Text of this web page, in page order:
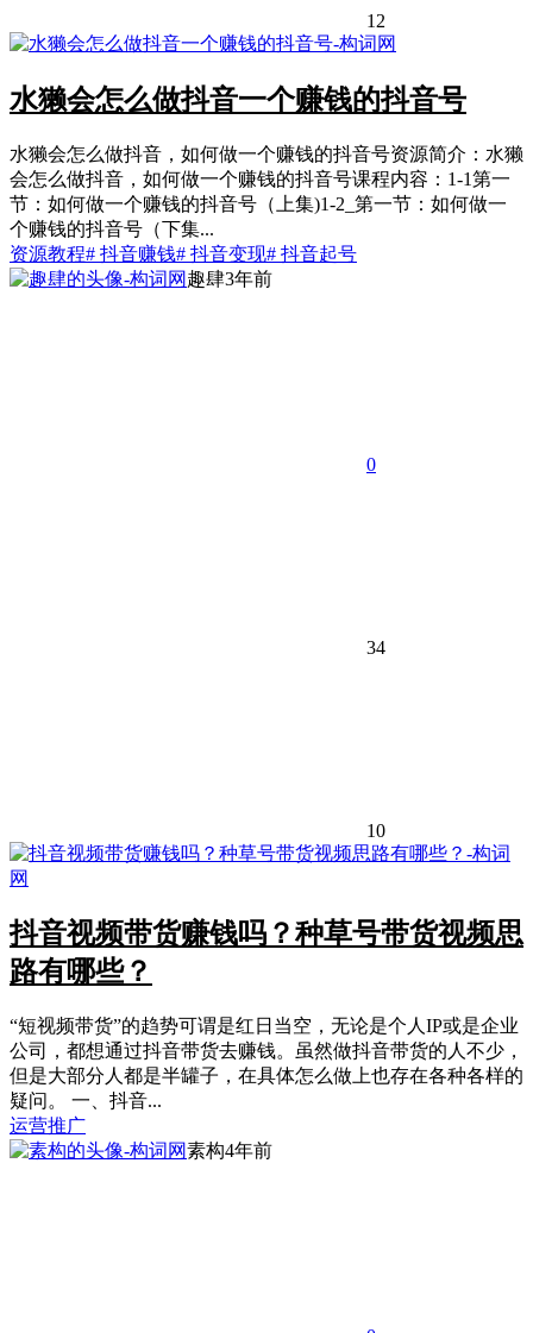
12
水獭会怎么做抖音一个赚钱的抖音号
水獭会怎么做抖音，如何做一个赚钱的抖音号资源简介：水獭
会怎么做抖音，如何做一个赚钱的抖音号课程内容：1-1第一
节：如何做一个赚钱的抖音号（上集)1-2_第一节：如何做一
个赚钱的抖音号（下集...
资源教程# 抖音赚钱# 抖音变现# 抖音起号
趣肆3年前
0
34
10
抖音视频带货赚钱吗？种草号带货视频思
路有哪些？
“短视频带货”的趋势可谓是红日当空，无论是个人IP或是企业
公司，都想通过抖音带货去赚钱。虽然做抖音带货的人不少，
但是大部分人都是半罐子，在具体怎么做上也存在各种各样的
疑问。 一、抖音...
运营推广
素构4年前